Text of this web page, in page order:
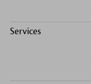
Services